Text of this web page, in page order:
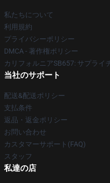
私たちについて
利用規約
プライバシーポリシー
DMCA - 著作権ポリシー
カリフォルニアSB657: サプライ
当社のサポート
配送&配送ポリシー
支払条件
返品・返金ポリシー
お問い合わせ
カスタマーサポート(FAQ)
スタッフ
私達の店